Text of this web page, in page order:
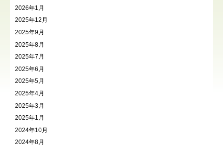
2026年1月
2025年12月
2025年9月
2025年8月
2025年7月
2025年6月
2025年5月
2025年4月
2025年3月
2025年1月
2024年10月
2024年8月